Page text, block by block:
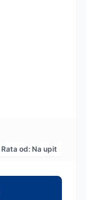
Rata od: Na upit